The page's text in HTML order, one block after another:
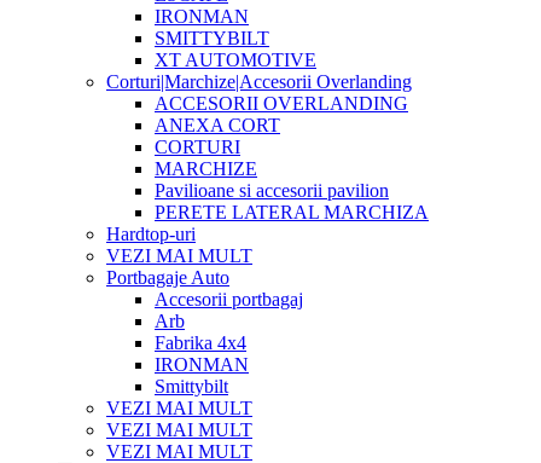
IRONMAN
SMITTYBILT
XT AUTOMOTIVE
Corturi|Marchize|Accesorii Overlanding
ACCESORII OVERLANDING
ANEXA CORT
CORTURI
MARCHIZE
Pavilioane si accesorii pavilion
PERETE LATERAL MARCHIZA
Hardtop-uri
VEZI MAI MULT
Portbagaje Auto
Accesorii portbagaj
Arb
Fabrika 4x4
IRONMAN
Smittybilt
VEZI MAI MULT
VEZI MAI MULT
VEZI MAI MULT